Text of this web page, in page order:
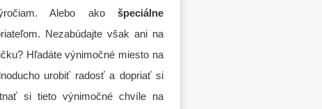
Alebo ako špeciálne
Nezabúdajte však ani na
Hľadáte výnimočné miesto na
urobiť radosť a dopriať si
si tieto výnimočné chvíle na